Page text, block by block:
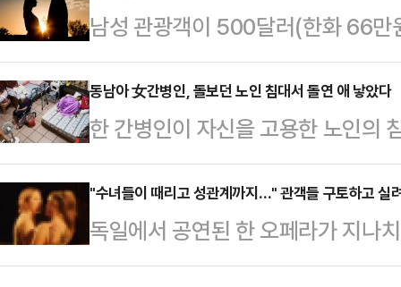
는 경찰에 진단서를 제출하지 않기
이…
객 테레사 아라우조와 그의 친구가
로 비행기에서 쫓겨났다.남부 캘리
얇은 가디건을 걸치고 있었으나 기
탑승해 좌석에 앉자 한 남성 승무원
가와 "(신체 노…
남성 관광객이 500달러(한화 66만
하는 '쾌락 결혼(pleasure
시간) 홍콩 사우스차이나모닝포스
양지인 코타 분가(Kota Bunga)에
들을 통해 현지 여성들을 소개받는
고 남성 관광객은 여성에게 신부값
편과 성관계를 맺고 집안일도 한다.
다. 무…
동남아 女간병인, 돌보던 노인 침대서 돌연 애 낳았다
한 간병인이 자신을 고용한 노인의
충격을 주고 있다.14일 홍콩 사우
도네시아 출신 간병인이 임신 사실
산해 할머니와 가족들이 충격에 빠
불편한 할머니를 보살피기 위해 약
"수녀들이 때리고 성관계까지…" 관객들 구토하고 실
독일에서 공연된 한 오페라가 지나
수십명이 구토하고 병원에 실려 가